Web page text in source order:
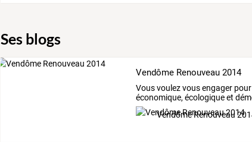
Ses blogs
Vendôme Renouveau 2014
Vousvoulezvousengagerpour
économique,écologiqueet
Vendôme Renouveau